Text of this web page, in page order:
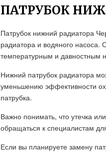
ПАТРУБОК
Патрубок нижний радиатора
радиатора и водяного насоса.
температурным и давностным
Нижний патрубок радиатора
уменьшению эффективности
патрубка.
Важно понимать, что утечка
обращаться к специалистам
Если вы планируете замену